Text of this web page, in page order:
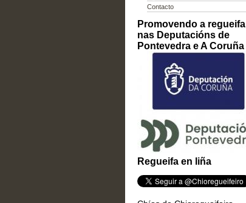
Contacto
Promovendo a regueifa
nas Deputacións de
Pontevedra e A Coruña
Regueifa en liña